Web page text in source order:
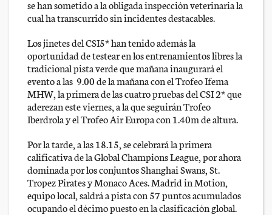
se han sometido a la obligada inspección veterinaria la
cual ha transcurrido sin incidentes destacables.
Los jinetes del CSI5* han tenido además la
oportunidad de testear en los entrenamientos libres la
tradicional pista verde que mañana inaugurará el
evento a las 9.00 de la mañana con el Trofeo Ifema
MHW, la primera de las cuatro pruebas del CSI 2* que
aderezan este viernes, a la que seguirán Trofeo
Iberdrola y el Trofeo Air Europa con 1.40m de altura.
Por la tarde, a las 18.15, se celebrará la primera
calificativa de la Global Champions League, por ahora
dominada por los conjuntos Shanghai Swans, St.
Tropez Pirates y Monaco Aces. Madrid in Motion,
equipo local, saldrá a pista con 57 puntos acumulados
ocupando el décimo puesto en la clasificación global.